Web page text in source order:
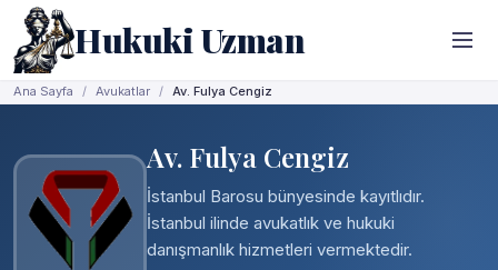
Hukuki Uzman
Ana Sayfa Avukatlar Av. Fulya Cengiz
Av. Fulya Cengiz
İstanbul Barosu bünyesinde kayıtlıdır.
İstanbul ilinde avukatlık ve hukuki
danışmanlık hizmetleri vermektedir.